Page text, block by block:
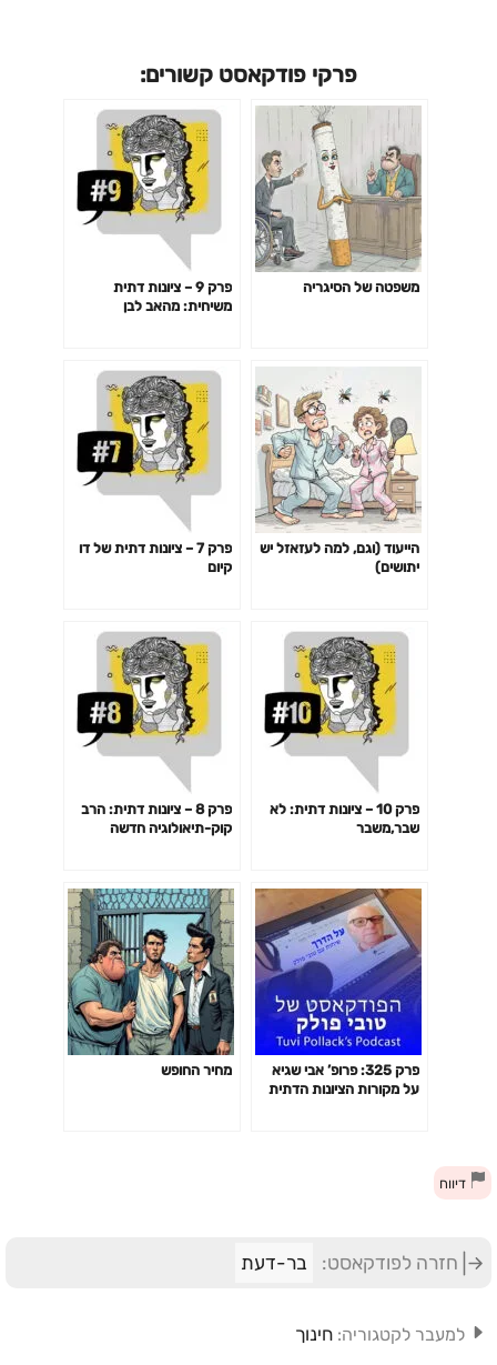
פרקי פודקאסט קשורים:
משפטה של הסיגריה
פרק 9 – ציונות דתית
משיחית: מהאב לבן
הייעוד (וגם, למה לעזאזל יש
יתושים)
פרק 7 – ציונות דתית של דו
קיום
פרק 10 – ציונות דתית: לא
שבר,משבר
פרק 8 – ציונות דתית: הרב
קוק-תיאולוגיה חדשה
פרק 325: פרופ’ אבי שגיא
על מקורות הציונות הדתית
מחיר החופש
דיווח
חזרה לפודקאסט: בר-דעת
למעבר לקטגוריה: חינוך